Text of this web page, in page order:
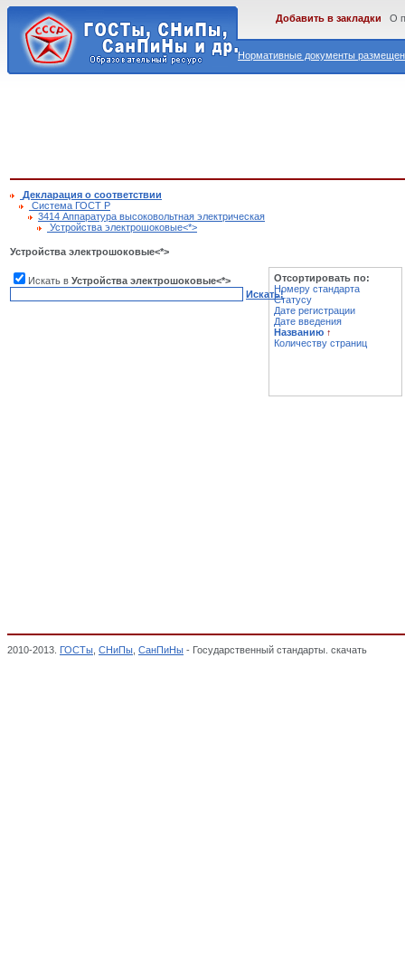
Нормативные документы
Добавить в закладки О
Декларация о соответствии
Cистема ГОСТ Р
3414 Аппаратура высоковольтная электрическая
Устройства электрошоковые<*>
Устройства электрошоковые<*>
Искать в Устройства электрошоковые<*>
Искать!
Отсортировать по:
Номеру стандарта
Статусу
Дате регистрации
Дате введения
Названию ↑
Количеству страниц
2010-2013. ГОСТы СНиПы СанПиНы - Государственный стандарты. скачать